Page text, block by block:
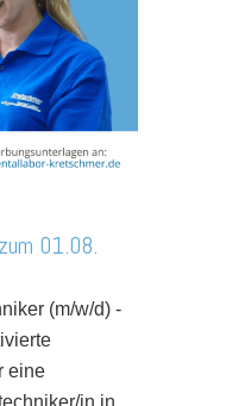
01.08.
(m/w/d) -
eine
in in